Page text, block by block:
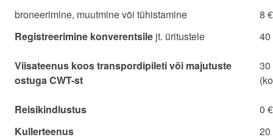
broneerimine, muutmine või tühistamine
8
Registreerimine konverentsile jt. üritustele 40
Viisateenus koos transpordipileti või majutuste
ostuga CWT-st
Reisikindlustus
0
Kullerteenus
20